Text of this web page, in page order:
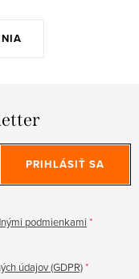
podmienkami
údajov (GDPR)
PRIHLÁSIŤ SA